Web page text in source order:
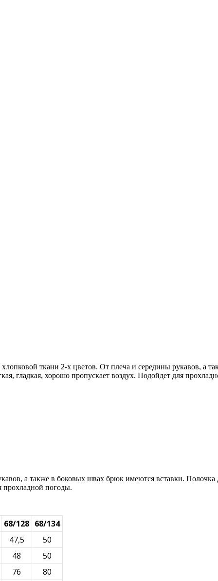
ткани 2-х цветов. От плеча и середины рукавов, а
гладкая, хорошо пропускает воздух. Подойдет для
а также в боковых швах брюк имеются вставки.
прохладной погоды.
68/128 68/134
47,5
50
48
50
76
80